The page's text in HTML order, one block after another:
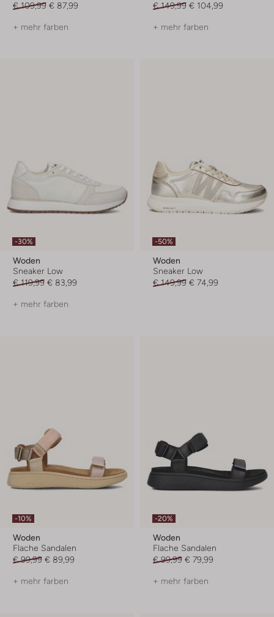
€ 109,99 € 87,99
+ mehr farben
€ 149,99 € 104,99
+ mehr farben
-30%
Woden
Sneaker Low
€ 119,99 € 83,99
+ mehr farben
-50%
Woden
Sneaker Low
€ 149,99 € 74,99
-10%
Woden
Flache Sandalen
€ 99,99 € 89,99
+ mehr farben
-20%
Woden
Flache Sandalen
€ 99,99 € 79,99
+ mehr farben